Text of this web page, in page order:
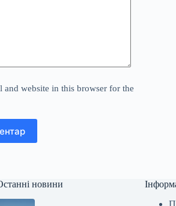
and website in this browser for the
новини